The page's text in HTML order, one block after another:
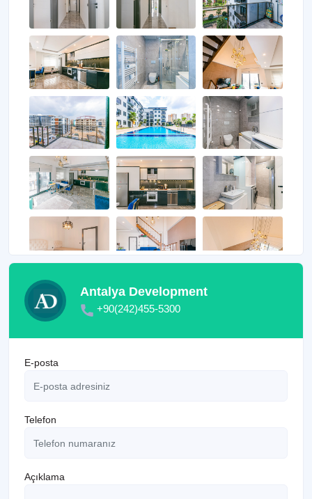
Antalya Development
+90(242)455-5300
E-posta
Telefon
Açıklama